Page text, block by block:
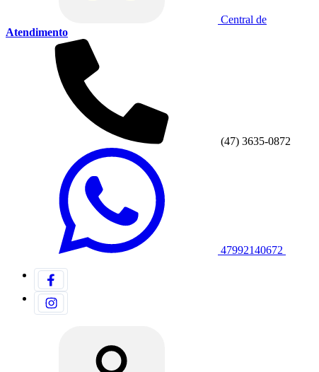
Central de
Atendimento
(47) 3635-0872
47992140672